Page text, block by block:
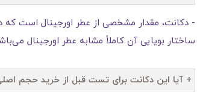
ساختار بویایی آن کاملاً مشابه عطر اورجینال
+ آیا این دکانت برای تست قبل از خرید حجم